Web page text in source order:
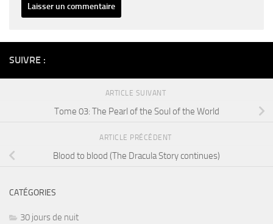
SUIVRE :
ARTICLE SUIVANT
Tome 03: The Pearl of the Soul of the World
ARTICLE PRÉCÉDENT
Blood to blood (The Dracula Story continues)
CATÉGORIES
30 jours de nuit